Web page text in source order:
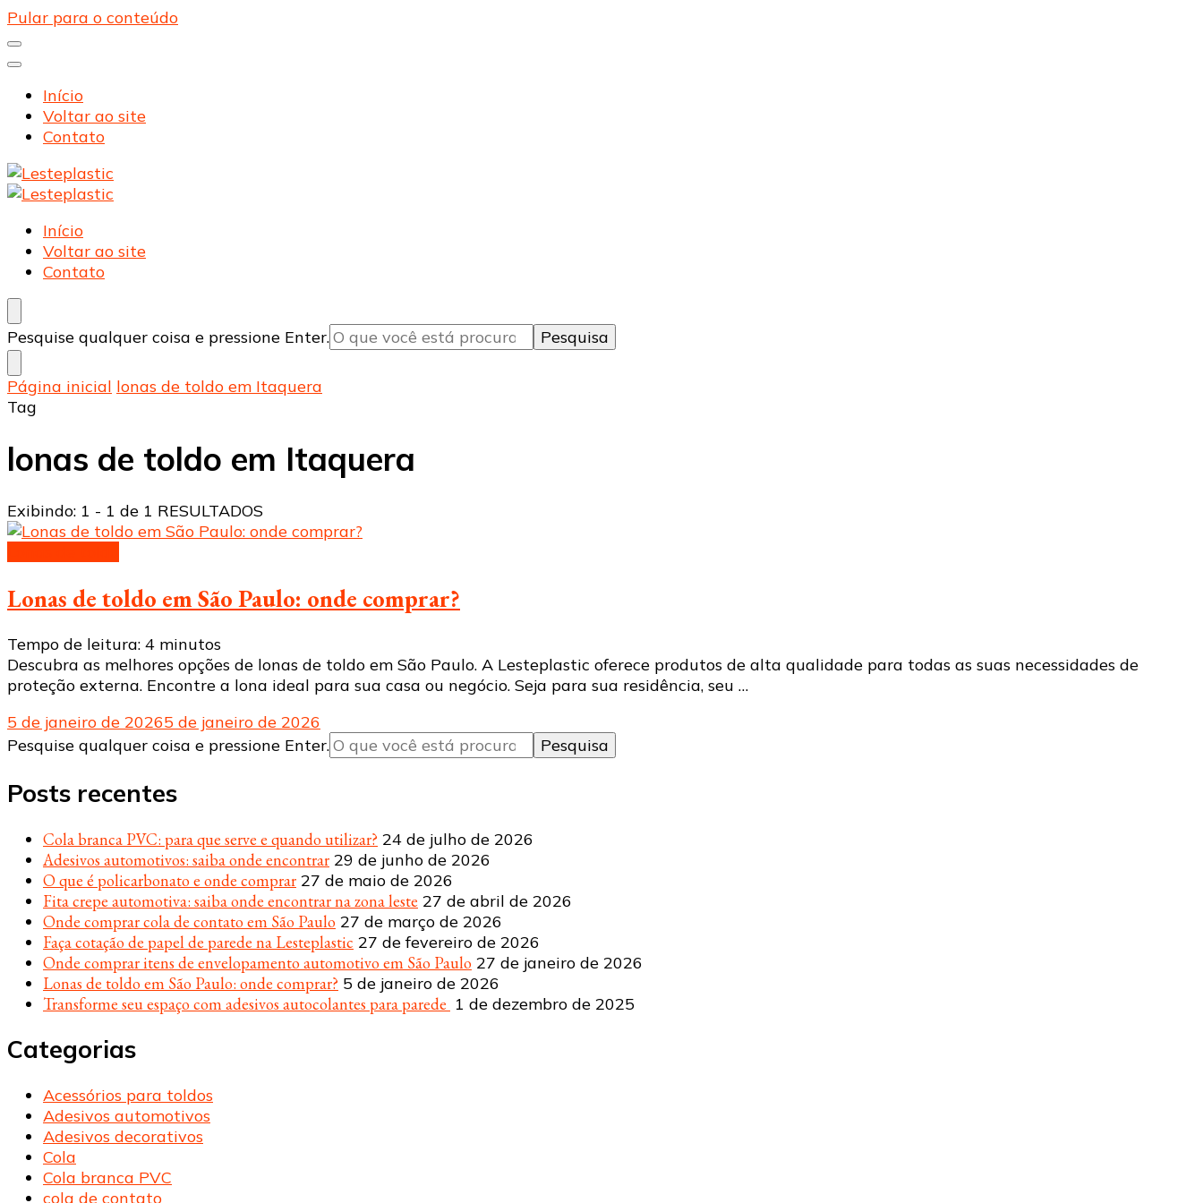
Pular para o conteúdo
Início
Voltar ao site
Contato
Lesteplastic
Blog – Lesteplastic
Lesteplastic
Blog – Lesteplastic
Início
Voltar ao site
Contato
Procurando
algo?
Pesquise qualquer coisa e pressione Enter.
Página inicial lonas de toldo em Itaquera
Tag
lonas de toldo em Itaquera
Exibindo: 1 - 1 de 1 RESULTADOS
Lonas de toldo em São Paulo: onde comprar?
Tempo de leitura: 4 minutos
Descubra as melhores opções de lonas de toldo em São Paulo. A Lesteplastic oferece produtos de alta qualidade para todas as suas necessidades de
proteção externa. Encontre a lona ideal para sua casa ou negócio. Seja para sua residência, seu …
5 de janeiro de 20265 de janeiro de 2026
Procurando
Pesquise qualquer coisa e pressione Enter.
Posts recentes
Cola branca PVC: para que serve e quando utilizar? 24 de julho de 2026
Adesivos automotivos: saiba onde encontrar 29 de junho de 2026
O que é policarbonato e onde comprar 27 de maio de 2026
Fita crepe automotiva: saiba onde encontrar na zona leste 27 de abril de 2026
Onde comprar cola de contato em São Paulo 27 de março de 2026
Faça cotação de papel de parede na Lesteplastic 27 de fevereiro de 2026
Onde comprar itens de envelopamento automotivo em São Paulo 27 de janeiro de 2026
Lonas de toldo em São Paulo: onde comprar? 5 de janeiro de 2026
Transforme seu espaço com adesivos autocolantes para parede 1 de dezembro de 2025
Categorias
Acessórios para toldos
Adesivos automotivos
Adesivos decorativos
Cola
Cola branca PVC
cola de contato